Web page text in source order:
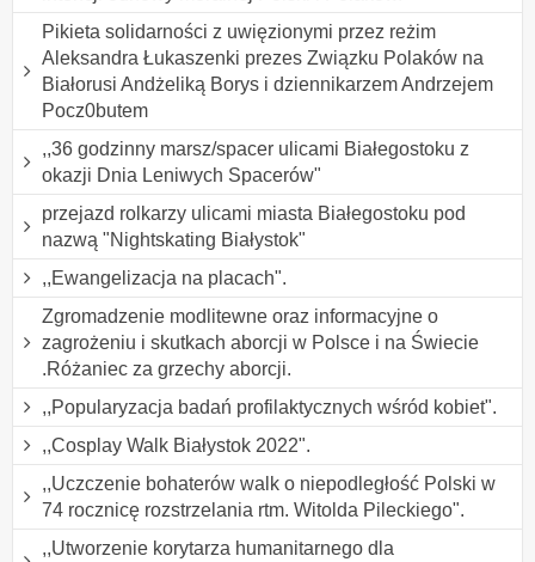
Pikieta solidarności z uwięzionymi przez reżim
Aleksandra Łukaszenki prezes Związku Polaków na
Białorusi Andżeliką Borys i dziennikarzem Andrzejem
Pocz0butem
,,36 godzinny marsz/spacer ulicami Białegostoku z
okazji Dnia Leniwych Spacerów"
przejazd rolkarzy ulicami miasta Białegostoku pod
nazwą "Nightskating Białystok"
,,Ewangelizacja na placach".
Zgromadzenie modlitewne oraz informacyjne o
zagrożeniu i skutkach aborcji w Polsce i na Świecie
.Różaniec za grzechy aborcji.
,,Popularyzacja badań profilaktycznych wśród kobiet".
,,Cosplay Walk Białystok 2022".
,,Uczczenie bohaterów walk o niepodległość Polski w
74 rocznicę rozstrzelania rtm. Witolda Pileckiego".
,,Utworzenie korytarza humanitarnego dla